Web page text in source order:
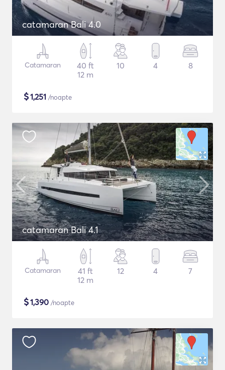
catamaran Bali 4.0
Catamaran
40 ft
12 m
10 4 8
$1,251 /noapte
catamaran Bali 4.1
Catamaran
41 ft
12 m
12 4 7
$1,390 /noapte